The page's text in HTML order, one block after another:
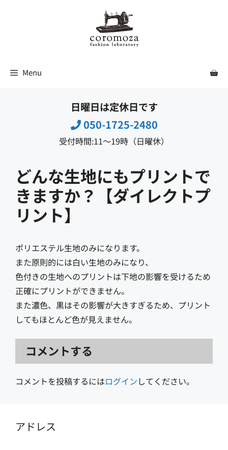
Menu
日曜日は定休日です
050-1725-2480
受付時間:11〜19時（日曜休）
どんな生地にもプリントで
きますか？【ダイレクトプ
リント】
ポリエステル生地のみになります。
また原則的には白い生地のみになり、
色付きの生地へのプリントは下地の影響を受けるため
正確にプリントができません。
また濃色、黒はその影響が大きすぎるため、プリント
してもほとんど色が見えません。
コメントする
コメントを投稿するにはログインしてください。
アドレス